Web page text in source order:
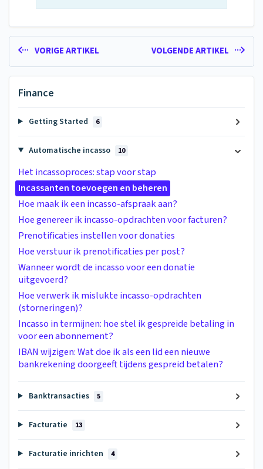
VORIGE ARTIKEL VOLGENDE ARTIKEL
Finance
Getting Started 6
Automatische incasso 10
Het incassoproces: stap voor stap
Incassanten toevoegen en beheren
Hoe maak ik een incasso-afspraak aan?
Hoe genereer ik incasso-opdrachten voor facturen?
Prenotificaties instellen voor donaties
Hoe verstuur ik prenotificaties per post?
Wanneer wordt de incasso voor een donatie
uitgevoerd?
Hoe verwerk ik mislukte incasso-opdrachten
(storneringen)?
Incasso in termijnen: hoe stel ik gespreide betaling in
voor een abonnement?
IBAN wijzigen: Wat doe ik als een lid een nieuwe
bankrekening doorgeeft tijdens gespreid betalen?
Banktransacties 5
Facturatie 13
Facturatie inrichten 4